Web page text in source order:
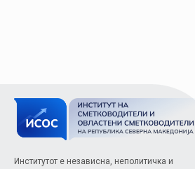
Институтот е независна, неполитичка и